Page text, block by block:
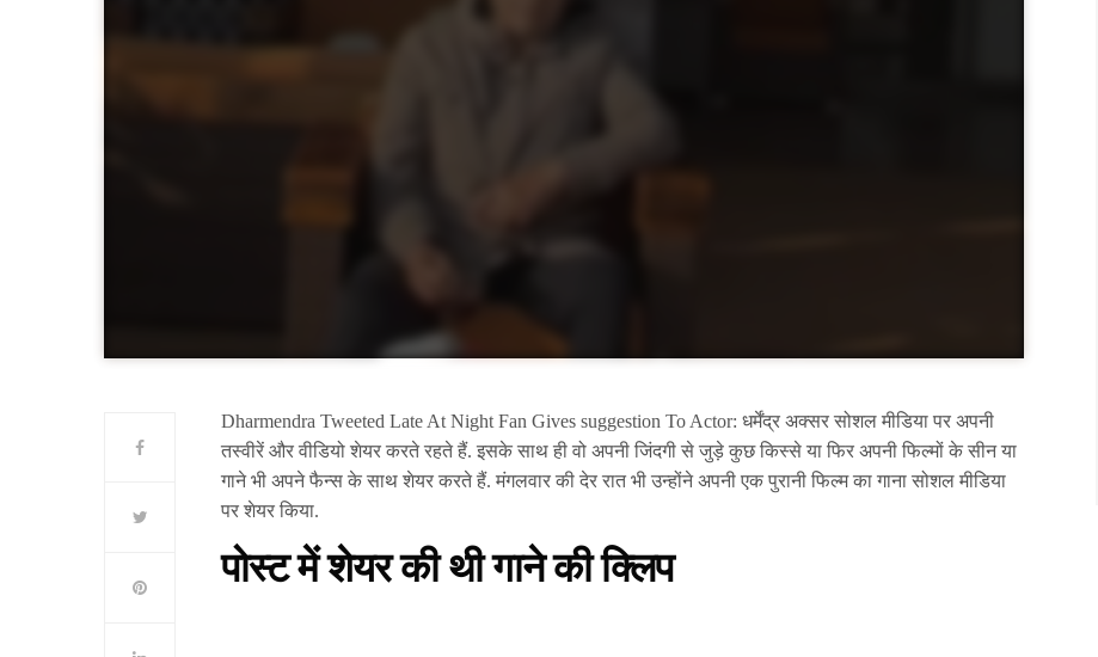
Dharmendra Tweeted Late At Night Fan Gives suggestion To Actor: धर्मेंद्र अक्सर सोशल मीडिया पर अपनी
तस्वीरें और वीडियो शेयर करते रहते हैं. इसके साथ ही वो अपनी जिंदगी से जुड़े कुछ किस्से या फिर अपनी फिल्मों के सीन या
गाने भी अपने फैन्स के साथ शेयर करते हैं. मंगलवार की देर रात भी उन्होंने अपनी एक पुरानी फिल्म का गाना सोशल मीडिया
पर शेयर किया.
पोस्ट में शेयर की थी गाने की क्लिप